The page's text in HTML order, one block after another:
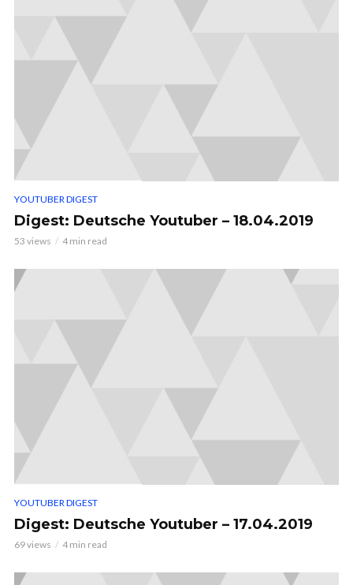
YOUTUBER DIGEST
Digest: Deutsche Youtuber – 18.04.2019
53 views 4 min read
YOUTUBER DIGEST
Digest: Deutsche Youtuber – 17.04.2019
69 views 4 min read